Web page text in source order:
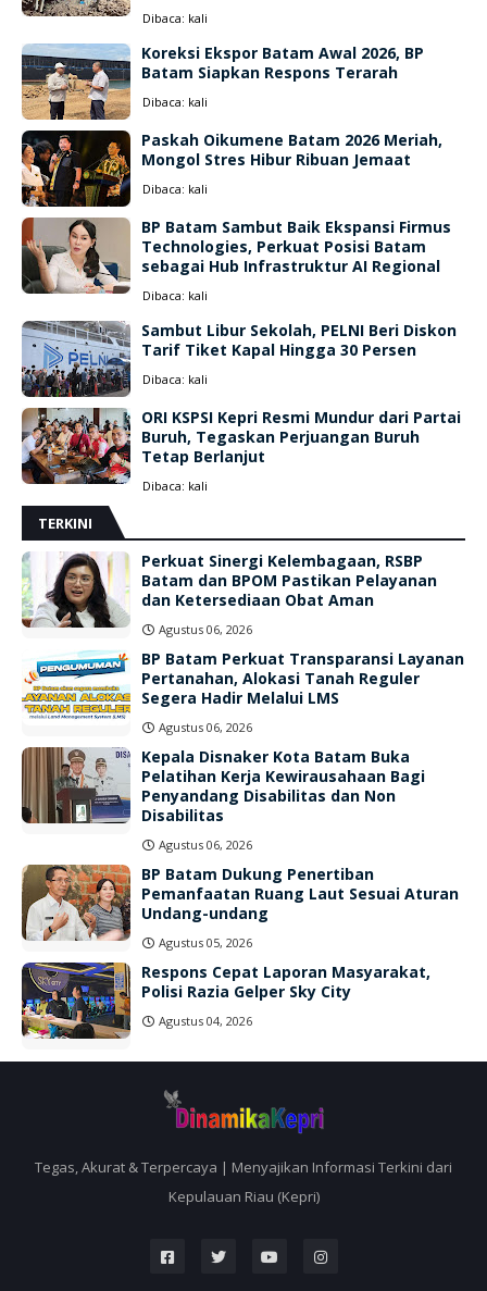
Dibaca: kali
Koreksi Ekspor Batam Awal 2026, BP
Batam Siapkan Respons Terarah
Dibaca: kali
Paskah Oikumene Batam 2026 Meriah,
Mongol Stres Hibur Ribuan Jemaat
Dibaca: kali
BP Batam Sambut Baik Ekspansi Firmus
Technologies, Perkuat Posisi Batam
sebagai Hub Infrastruktur AI Regional
Dibaca: kali
Sambut Libur Sekolah, PELNI Beri Diskon
Tarif Tiket Kapal Hingga 30 Persen
Dibaca: kali
ORI KSPSI Kepri Resmi Mundur dari Partai
Buruh, Tegaskan Perjuangan Buruh
Tetap Berlanjut
Dibaca: kali
TERKINI
Perkuat Sinergi Kelembagaan, RSBP
Batam dan BPOM Pastikan Pelayanan
dan Ketersediaan Obat Aman
Agustus 06, 2026
BP Batam Perkuat Transparansi Layanan
Pertanahan, Alokasi Tanah Reguler
Segera Hadir Melalui LMS
Agustus 06, 2026
Kepala Disnaker Kota Batam Buka
Pelatihan Kerja Kewirausahaan Bagi
Penyandang Disabilitas dan Non
Disabilitas
Agustus 06, 2026
BP Batam Dukung Penertiban
Pemanfaatan Ruang Laut Sesuai Aturan
Undang-undang
Agustus 05, 2026
Respons Cepat Laporan Masyarakat,
Polisi Razia Gelper Sky City
Agustus 04, 2026
Tegas, Akurat & Terpercaya | Menyajikan Informasi Terkini dari
Kepulauan Riau (Kepri)